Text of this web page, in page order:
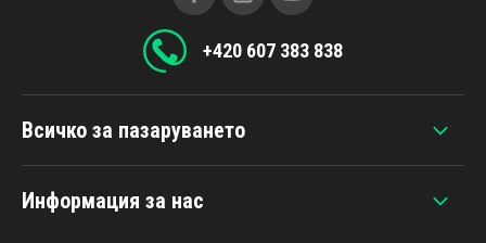
Всичко за пазаруването
Информация за нас
+420 607 383 838